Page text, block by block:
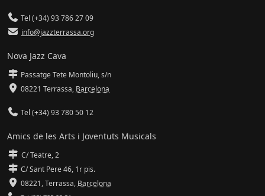
Tel (+34) 93 786 27 09
info@jazzterrassa.org
Nova Jazz Cava
Passatge Tete Montoliu, s/n
08221 Terrassa, Barcelona
Tel (+34) 93 780 50 12
Amics de les Arts i Joventuts Musicals
C/ Teatre, 2
C/ Sant Pere 46, 1r pis.
08221,Terrassa, Barcelona